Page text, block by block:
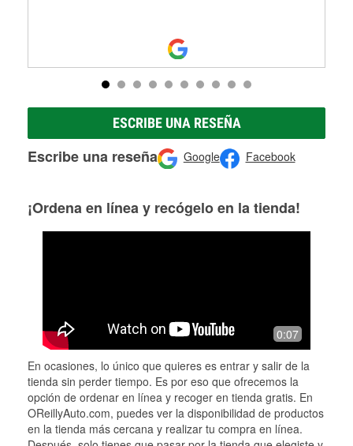
ESCRIBE UNA RESEÑA
Escribe una reseña Google Facebook
¡Ordena en línea y recógelo en la tienda!
0:07
En ocasiones, lo único que quieres es entrar y salir de la
tienda sin perder tiempo. Es por eso que ofrecemos la
opción de ordenar en línea y recoger en tienda gratis. En
OReillyAuto.com, puedes ver la disponibilidad de productos
en la tienda más cercana y realizar tu compra en línea.